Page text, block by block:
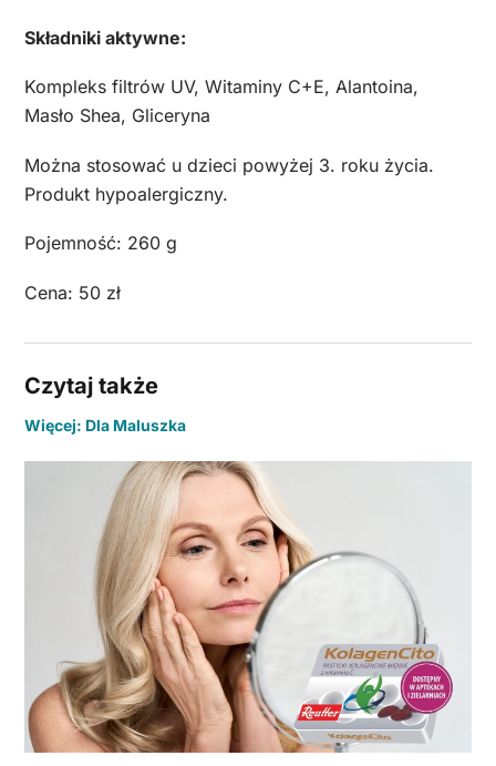
Składniki aktywne:
Kompleks filtrów UV, Witaminy C+E, Alantoina,
Masło Shea, Gliceryna
Można stosować u dzieci powyżej 3. roku życia.
Produkt hypoalergiczny.
Pojemność: 260 g
Cena: 50 zł
Czytaj także
Więcej: Dla Maluszka